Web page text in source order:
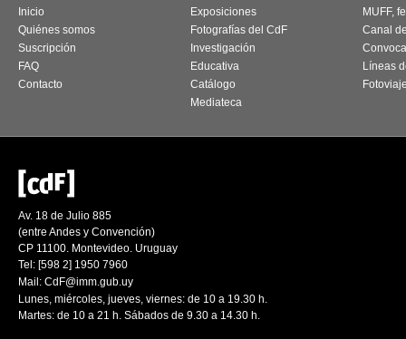
Inicio
Quiénes somos
Suscripción
FAQ
Contacto
Exposiciones
Fotografías del CdF
Investigación
Educativa
Catálogo
Mediateca
MUFF,
Canal
Líneas
Av. 18 de Julio 885
(entre Andes y Convención)
CP 11100. Montevideo. Uruguay
Tel: [598 2] 1950 7960
Mail: CdF@imm.gub.uy
Lunes, miércoles, jueves, viernes: de 10 a 19.30 h.
Martes: de 10 a 21 h. Sábados de 9.30 a 14.30 h.